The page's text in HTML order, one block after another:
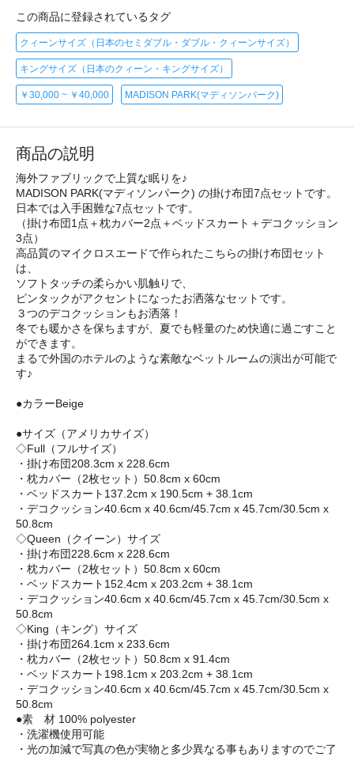
この商品に登録されているタグ
クィーンサイズ（日本のセミダブル・ダブル・クィーンサイズ）
キングサイズ（日本のクィーン・キングサイズ）
￥30,000 ~ ￥40,000 MADISON PARK(マディソンパーク)
商品の説明
海外ファブリックで上質な眠りを♪
MADISON PARK(マディソンパーク) の掛け布団7点セットです。
日本では入手困難な7点セットです。
（掛け布団1点＋枕カバー2点＋ベッドスカート＋デコクッション
3点）
高品質のマイクロスエードで作られたこちらの掛け布団セット
は、
ソフトタッチの柔らかい肌触りで、
ピンタックがアクセントになったお洒落なセットです。
３つのデコクッションもお洒落！
冬でも暖かさを保ちますが、夏でも軽量のため快適に過ごすこと
ができます。
まるで外国のホテルのような素敵なベットルームの演出が可能で
す♪
●カラーBeige
●サイズ（アメリカサイズ）
◇Full（フルサイズ）
・掛け布団208.3cm x 228.6cm
・枕カバー（2枚セット）50.8cm x 60cm
・ベッドスカート137.2cm x 190.5cm + 38.1cm
・デコクッション40.6cm x 40.6cm/45.7cm x 45.7cm/30.5cm x
50.8cm
◇Queen（クイーン）サイズ
・掛け布団228.6cm x 228.6cm
・枕カバー（2枚セット）50.8cm x 60cm
・ベッドスカート152.4cm x 203.2cm + 38.1cm
・デコクッション40.6cm x 40.6cm/45.7cm x 45.7cm/30.5cm x
50.8cm
◇King（キング）サイズ
・掛け布団264.1cm x 233.6cm
・枕カバー（2枚セット）50.8cm x 91.4cm
・ベッドスカート198.1cm x 203.2cm + 38.1cm
・デコクッション40.6cm x 40.6cm/45.7cm x 45.7cm/30.5cm x
50.8cm
●素 材 100% polyester
・洗濯機使用可能
・光の加減で写真の色が実物と多少異なる事もありますのでご了